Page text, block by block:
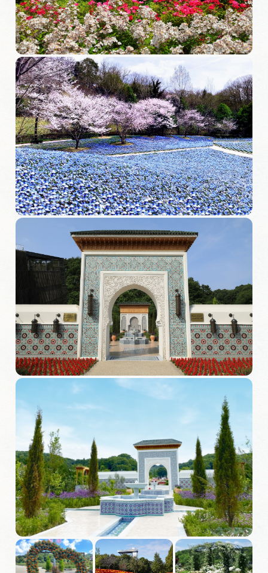
旅の予約
アクセス
インフォメーション
ぎふ旅レポーター記事
早わかり岐阜
買い物・お土産
体験予約サイト「ＶＩＳＩＴ岐阜県」
岐阜県まるごと観光エリアガイド
岐阜県観光データベース
旅行会社・観光事業者の皆様へ
フォトライブラリー
お問い合わせ
運営組織
広告掲載
サイトポリシー